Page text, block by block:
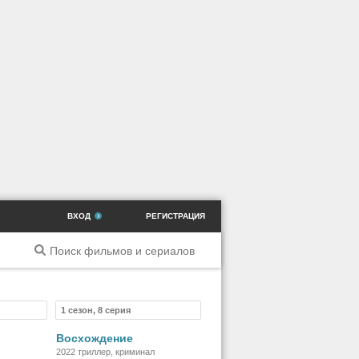
ВХОД РЕГИСТРАЦИЯ
1 сезон, 8 серия
Восхождение
2022 триллер, криминал